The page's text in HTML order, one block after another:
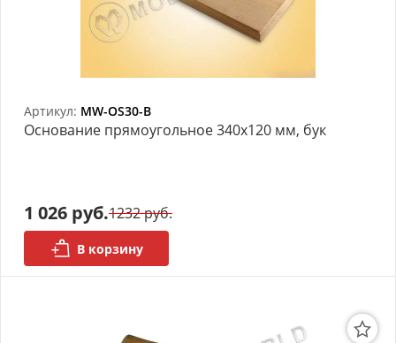
Артикул: MW-OS30-B
Основание прямоугольное 340x120 мм, бук
1 026 руб.1232 руб.
В корзину